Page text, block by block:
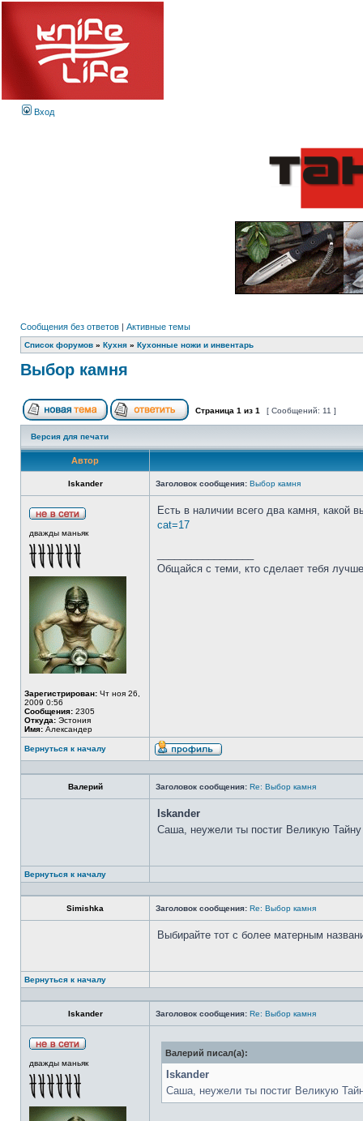
Вход
Сообщения без ответов | Активные темы
Список форумов » Кухня » Кухонные ножи и инвентарь
Выбор камня
Страница 1 из 1 [ Сообщений: 11 ]
Версия для печати
Автор
Iskander Заголовок сообщения: Выбор камня
дважды маньяк
Зарегистрирован: Чт ноя 26,
2009 0:56
Сообщения: 2305
Откуда: Эстония
Имя: Александер
Есть в наличии всего два камня, какой
cat=17
Общайся с теми, кто сделает тебя
Вернуться к началу
Валерий Заголовок сообщения: Re: Выбор камня
Iskander
Саша, неужели ты постиг Великую
Вернуться к началу
Simishka Заголовок сообщения: Re: Выбор камня
Выбирайте тот с более матерным
Вернуться к началу
Iskander Заголовок сообщения: Re: Выбор камня
дважды маньяк
Валерий писал(а):
Iskander
Саша, неужели ты постиг Великую